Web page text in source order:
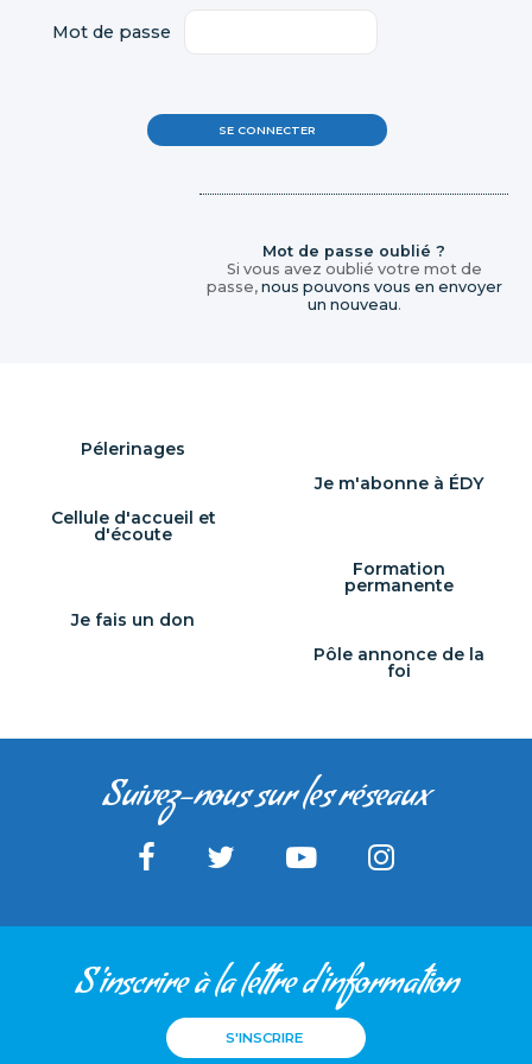
Mot de passe
Mot de passe oublié ?
Si vous avez oublié votre mot de
passe, nous pouvons vous en envoyer
un nouveau.
Pélerinages
Je m'abonne à ÉDY
Cellule d'accueil et
d'écoute
Formation
permanente
Je fais un don
Pôle annonce de la
foi
Suivez-nous sur les réseaux
S'inscrire à la lettre d'information
S'INSCRIRE